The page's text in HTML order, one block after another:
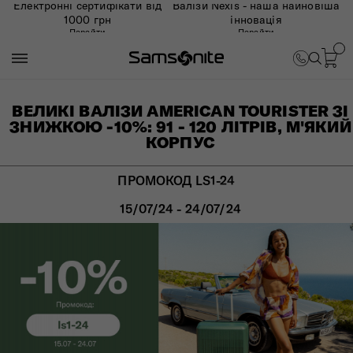
Електронні сертифікати від
1000 грн
Перейти
Валізи Nexis - наша найновіша
інновація
Перейти
ВЕЛИКІ ВАЛІЗИ AMERICAN TOURISTER ЗІ
ЗНИЖКОЮ -10%: 91 - 120 ЛІТРІВ, М'ЯКИЙ
КОРПУС
ПРОМОКОД LS1-24
15/07/24 - 24/07/24